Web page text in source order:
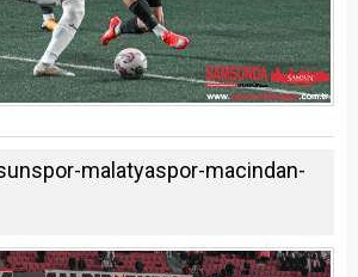
malatyaspor-macindan-